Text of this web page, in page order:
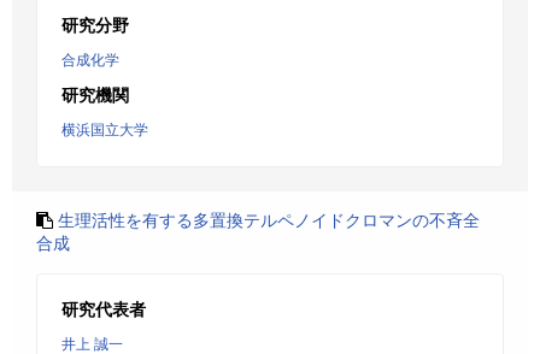
研究分野
合成化学
研究機関
横浜国立大学
生理活性を有する多置換テルペノイドクロマンの不斉全
合成
研究代表者
井上 誠一